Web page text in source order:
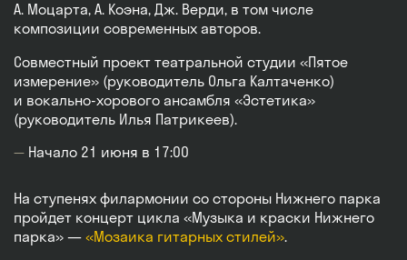
А. Моцарта, А. Коэна, Дж. Верди, в том числе
композиции современных авторов.
Совместный проект театральной студии «Пятое
измерение» (руководитель Ольга Калтаченко)
и вокально-хорового ансамбля «Эстетика»
(руководитель Илья Патрикеев).
Начало 21 июня в 17:00
На ступенях филармонии со стороны Нижнего парка
пройдет концерт цикла «Музыка и краски Нижнего
парка» — «Мозаика гитарных стилей».